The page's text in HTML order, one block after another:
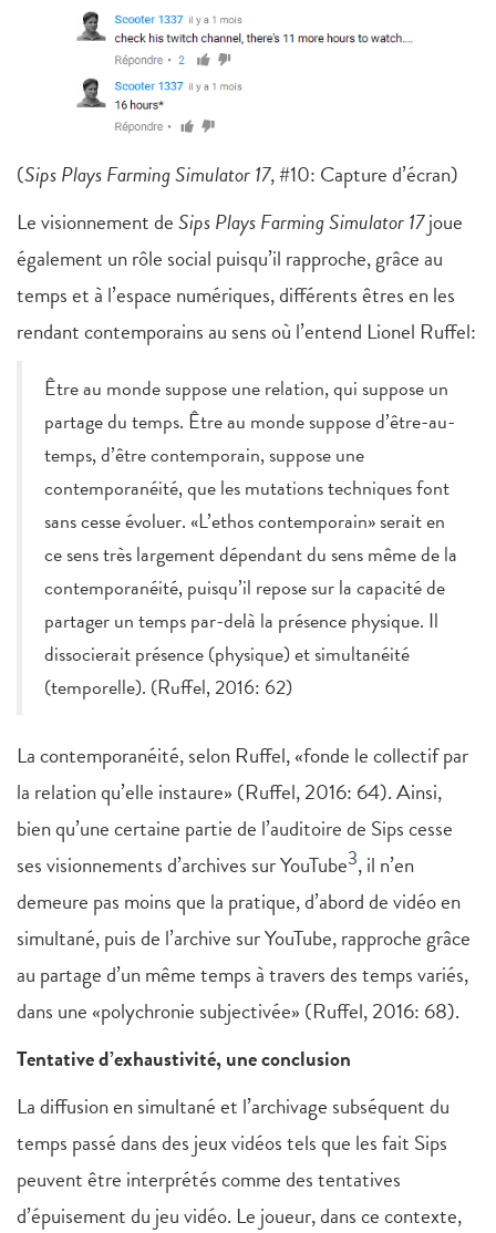
(Sips Plays Farming Simulator 17, #10: Capture d’écran)
Le visionnement deSips Plays Farming Simulator 17joue
également un rôle social puisqu’il rapproche, grâce au
temps et à l’espace numériques, différents êtres en les
rendant contemporains au sens où l’entend Lionel Ruffel:
Être au monde suppose une relation, qui suppose un
partage du temps. Être au monde suppose d’être-au-
temps, d’être contemporain, suppose une
contemporanéité, que les mutations techniques font
sans cesse évoluer. «L’ethos contemporain» serait en
ce sens très largement dépendant du sens même de la
contemporanéité, puisqu’il repose sur la capacité de
partager un temps par-delà la présence physique. Il
dissocierait présence (physique) et simultanéité
(temporelle). (Ruffel, 2016: 62)
La contemporanéité, selon Ruffel, «fonde le collectif par
la relation qu’elle instaure» (Ruffel, 2016: 64). Ainsi,
bien qu’une certaine partie de l’auditoire de Sips cesse
ses visionnements d’archives sur YouTube3, il n’en
demeure pas moins que la pratique, d’abord de vidéo en
simultané, puis de l’archive sur YouTube, rapproche grâce
au partage d’un même temps à travers des temps variés,
dans une «polychronie subjectivée» (Ruffel, 2016: 68).
Tentative d’exhaustivité, une conclusion
La diffusion en simultané et l’archivage subséquent du
temps passé dans des jeux vidéos tels que les fait Sips
peuvent être interprétés comme des tentatives
d’épuisement du jeu vidéo. Le joueur, dans ce contexte,